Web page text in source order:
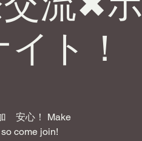
ト！
安心！ Make
come join!